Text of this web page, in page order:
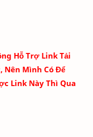
Hỗ Trợ Link Tải
Nên Mình Có Để
Link Này Thì Qua